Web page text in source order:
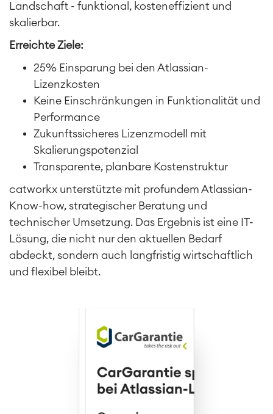
Agile & DevOps
Landschaft - funktional, kosteneffizient und
skalierbar.
Erreichte Ziele:
25% Einsparung bei den Atlassian-
Lizenzkosten
Keine Einschränkungen in Funktionalität und
Performance
Zukunftssicheres Lizenzmodell mit
Skalierungspotenzial
Transparente, planbare Kostenstruktur
catworkx unterstützte mit profundem Atlassian-
Know-how, strategischer Beratung und
technischer Umsetzung. Das Ergebnis ist eine IT-
Lösung, die nicht nur den aktuellen Bedarf
abdeckt, sondern auch langfristig wirtschaftlich
und flexibel bleibt.